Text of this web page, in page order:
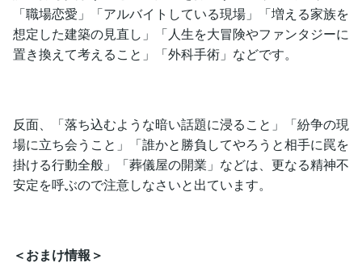
「職場恋愛」「アルバイトしている現場」「増える家族を
想定した建築の見直し」「人生を大冒険やファンタジーに
置き換えて考えること」「外科手術」などです。
反面、「落ち込むような暗い話題に浸ること」「紛争の現
場に立ち会うこと」「誰かと勝負してやろうと相手に罠を
掛ける行動全般」「葬儀屋の開業」などは、更なる精神不
安定を呼ぶので注意しなさいと出ています。
＜おまけ情報＞